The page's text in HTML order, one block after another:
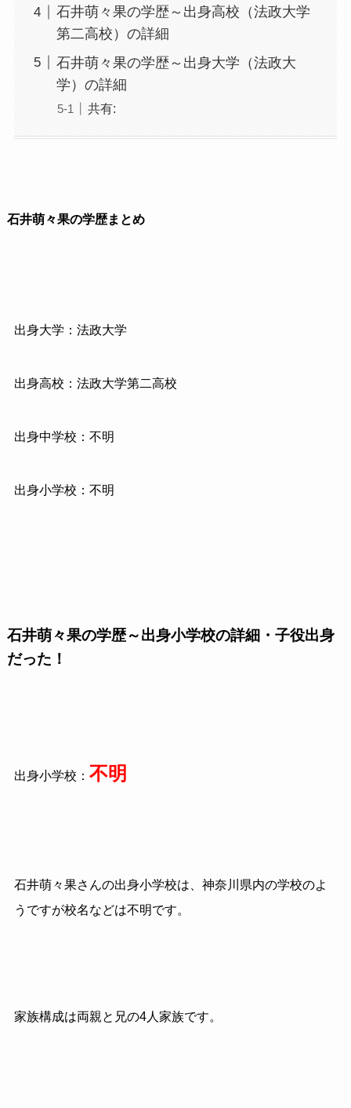
石井萌々果の学歴～出身高校（法政大学
第二高校）の詳細
石井萌々果の学歴～出身大学（法政大
学）の詳細
共有:
石井萌々果の学歴まとめ
出身大学：法政大学
出身高校：法政大学第二高校
出身中学校：不明
出身小学校：不明
石井萌々果の学歴～出身小学校の詳細・子役出身
だった！
出身小学校： 不明
石井萌々果さんの出身小学校は、神奈川県内の学校のよ
うですが校名などは不明です。
家族構成は両親と兄の4人家族です。